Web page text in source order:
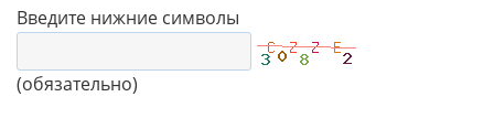
Введите нижние символы
(обязательно)